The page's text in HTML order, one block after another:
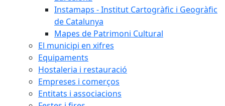
Instamaps - Institut Cartogràfic i Geogràfic
de Catalunya
Mapes de Patrimoni Cultural
El municipi en xifres
Equipaments
Hostaleria i restauració
Empreses i comerços
Entitats i associacions